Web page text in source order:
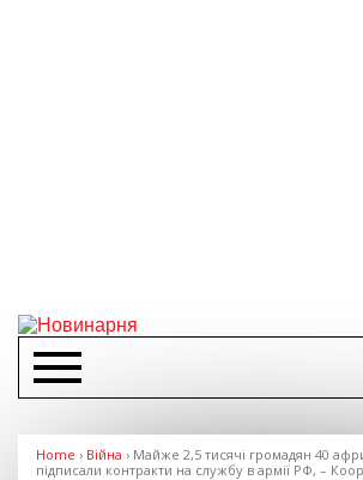
Home › Війна › Майже 2,5 тисячі громадян 40
підписали контракти на службу в армії РФ, –